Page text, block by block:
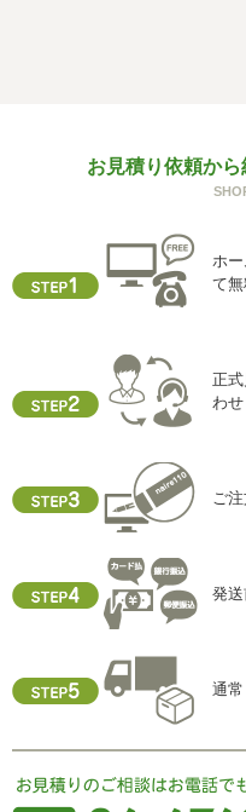
ご本人からの求めによ
に関する開示、利用目
供記録の開示(以下、開
開示等に応ずる窓口は
関する苦情、相談等の問
クッキーやウェブビー
易に認識できない方法に
ません。
i) 個人情報保護方針
当社ホームページの個
お見積り依頼か
ホ
て
正
わせ
ご
発
通